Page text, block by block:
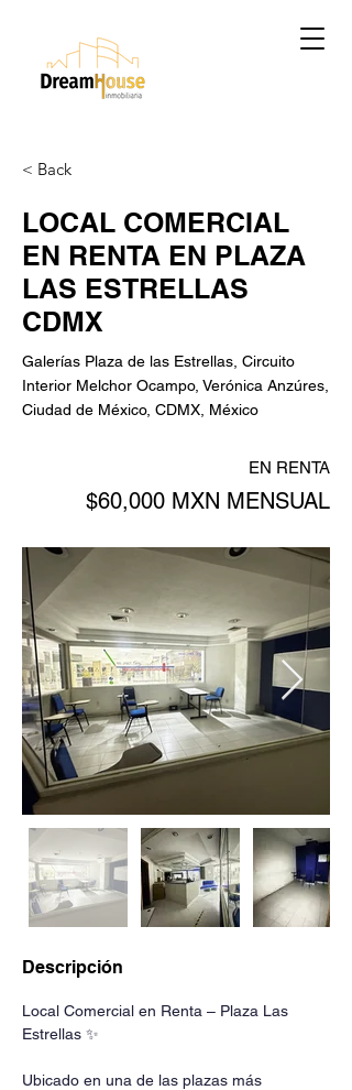
< Back
LOCAL COMERCIAL
EN RENTA EN PLAZA
LAS ESTRELLAS
CDMX
Galerías Plaza de las Estrellas, Circuito
Interior Melchor Ocampo, Verónica Anzúres,
Ciudad de México, CDMX, México
EN RENTA
$60,000 MXN MENSUAL
Descripción
Local Comercial en Renta – Plaza Las
Estrellas ✨
Ubicado en una de las plazas más